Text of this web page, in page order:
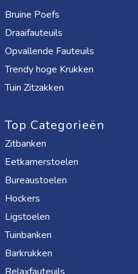
Bruine Poefs
Draaifauteuils
Opvallende Fauteuils
Trendy hoge Krukken
Tuin Zitzakken
Top Categorieën
Zitbanken
Eetkamerstoelen
Bureaustoelen
Hockers
Ligstoelen
Tuinbanken
Barkrukken